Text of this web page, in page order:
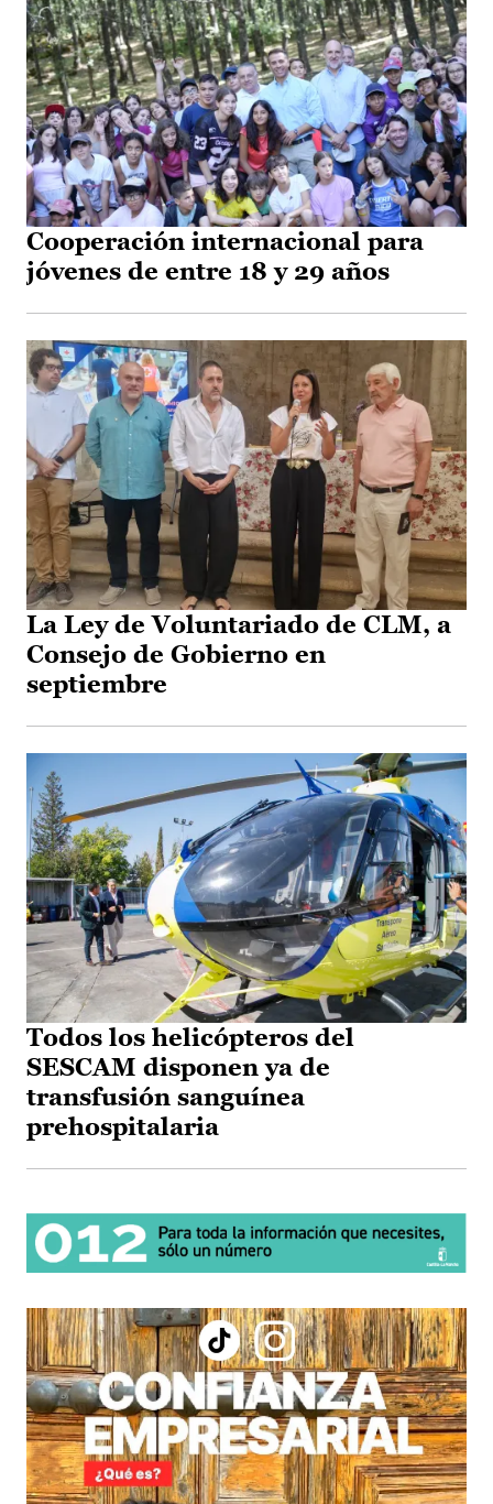
Cooperación internacional para
jóvenes de entre 18 y 29 años
La Ley de Voluntariado de CLM, a
Consejo de Gobierno en
septiembre
Todos los helicópteros del
SESCAM disponen ya de
transfusión sanguínea
prehospitalaria